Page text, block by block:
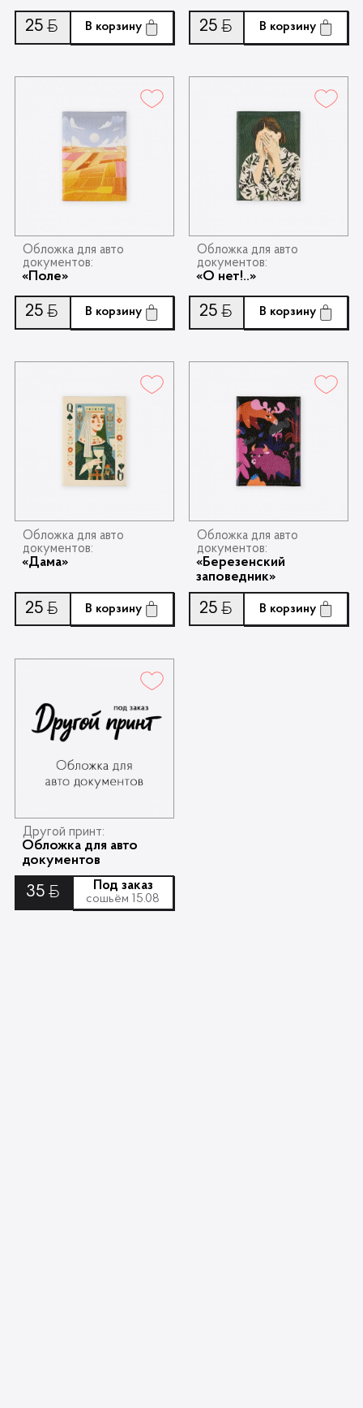
25 Ƃ В корзину 25 Ƃ В корзину
Обложка для авто
документов:
«Поле»
25 Ƃ В корзину
Обложка для авто
документов:
«О нет!..»
25 Ƃ В корзину
Обложка для авто
документов:
«Дама»
25 Ƃ В корзину
Обложка для авто
документов:
«Березенский
заповедник»
25 Ƃ В корзину
Другой принт:
Обложка для авто
документов
35 Ƃ Под заказ
сошьём 15.08